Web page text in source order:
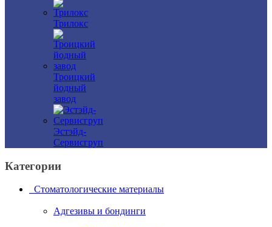
Трилокс
Троицкий
йодный
завод
Эстэйд-
Сервисгруп
Категории
Стоматологические материалы
Адгезивы и бондинги